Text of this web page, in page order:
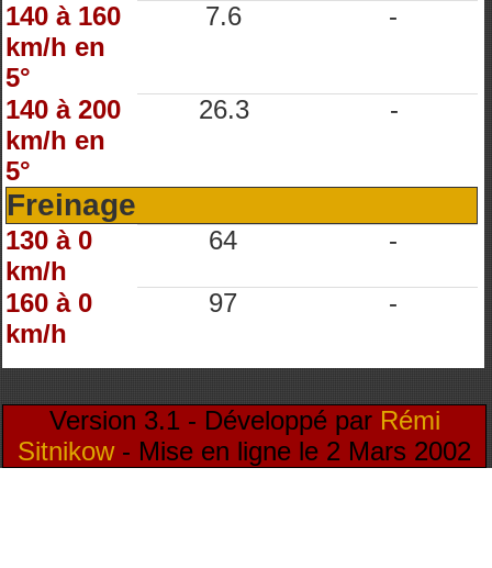
140 à 160
km/h en
5°
7.6 -
140 à 200
km/h en
5°
26.3 -
Freinage
130 à 0
km/h
64 -
160 à 0
km/h
97 -
Version 3.1 - Développé par Rémi
Sitnikow- Mise en ligne le 2 Mars 2002